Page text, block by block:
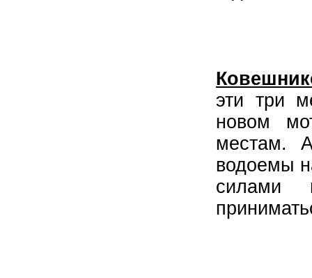
эти три
новом
местам.
водоемы
силами